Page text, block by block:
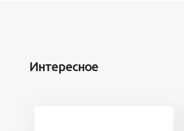
Интересное